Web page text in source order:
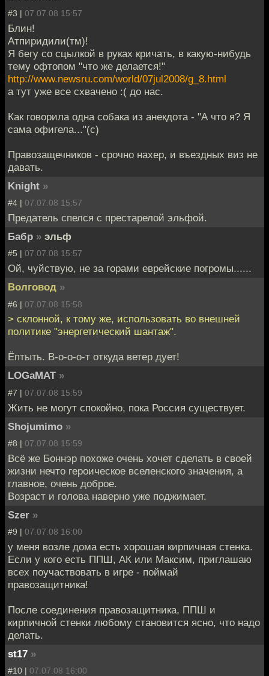
#3 | 07.07.08 15:57
Блин!
Атпиридили(тм)!
Я бегу со сцылкой в руках кричать, в какую-нибудь
тему офтопом "что же делается!"
http://www.newsru.com/world/07jul2008/g_8.html
а тут уже все схвачено :( до нас.
Как говорила одна собака из анекдота - "А что я? Я
сама офигела..."(с)
Правозащечников - срочно нахер, и въездных виз не
давать.
Knight »
#4 | 07.07.08 15:57
Предатель спелся с престарелой эльфой.
Бабр » эльф
#5 | 07.07.08 15:57
Ой, чуйствую, не за горами еврейские погромы......
Волговод »
#6 | 07.07.08 15:58
> склонной, к тому же, использовать во внешней
политике "энергетический шантаж".
Ёптыть. В-о-о-о-т откуда ветер дует!
LOGaMAT »
#7 | 07.07.08 15:59
Жить не могут спокойно, пока Россия существует.
Shojumimo »
#8 | 07.07.08 15:59
Всё же Боннэр похоже очень хочет сделать в своей
жизни нечто героическое вселенского значения, а
главное, очень доброе.
Возраст и голова наверно уже поджимает.
Szer »
#9 | 07.07.08 16:00
у меня возле дома есть хорошая кирпичная стенка.
Если у кого есть ППШ, АК или Максим, приглашаю
всех поучаствовать в игре - поймай
правозащитника!
После соединения правозащитника, ППШ и
кирпичной стенки любому становится ясно, что надо
делать.
st17 »
#10 | 07.07.08 16:00